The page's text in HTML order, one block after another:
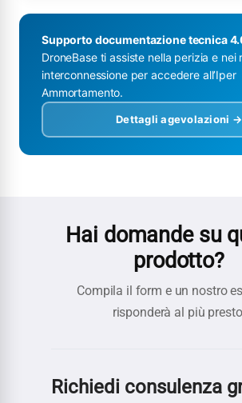
Supporto documentazione tecnica
DroneBase ti assiste nella perizia e nei
interconnessione per accedere all’Iper
Ammortamento.
Dettagli agevolazioni →
Hai domande su
prodotto?
Compila il form e un nostro
risponderà al più
Richiedi consulenza